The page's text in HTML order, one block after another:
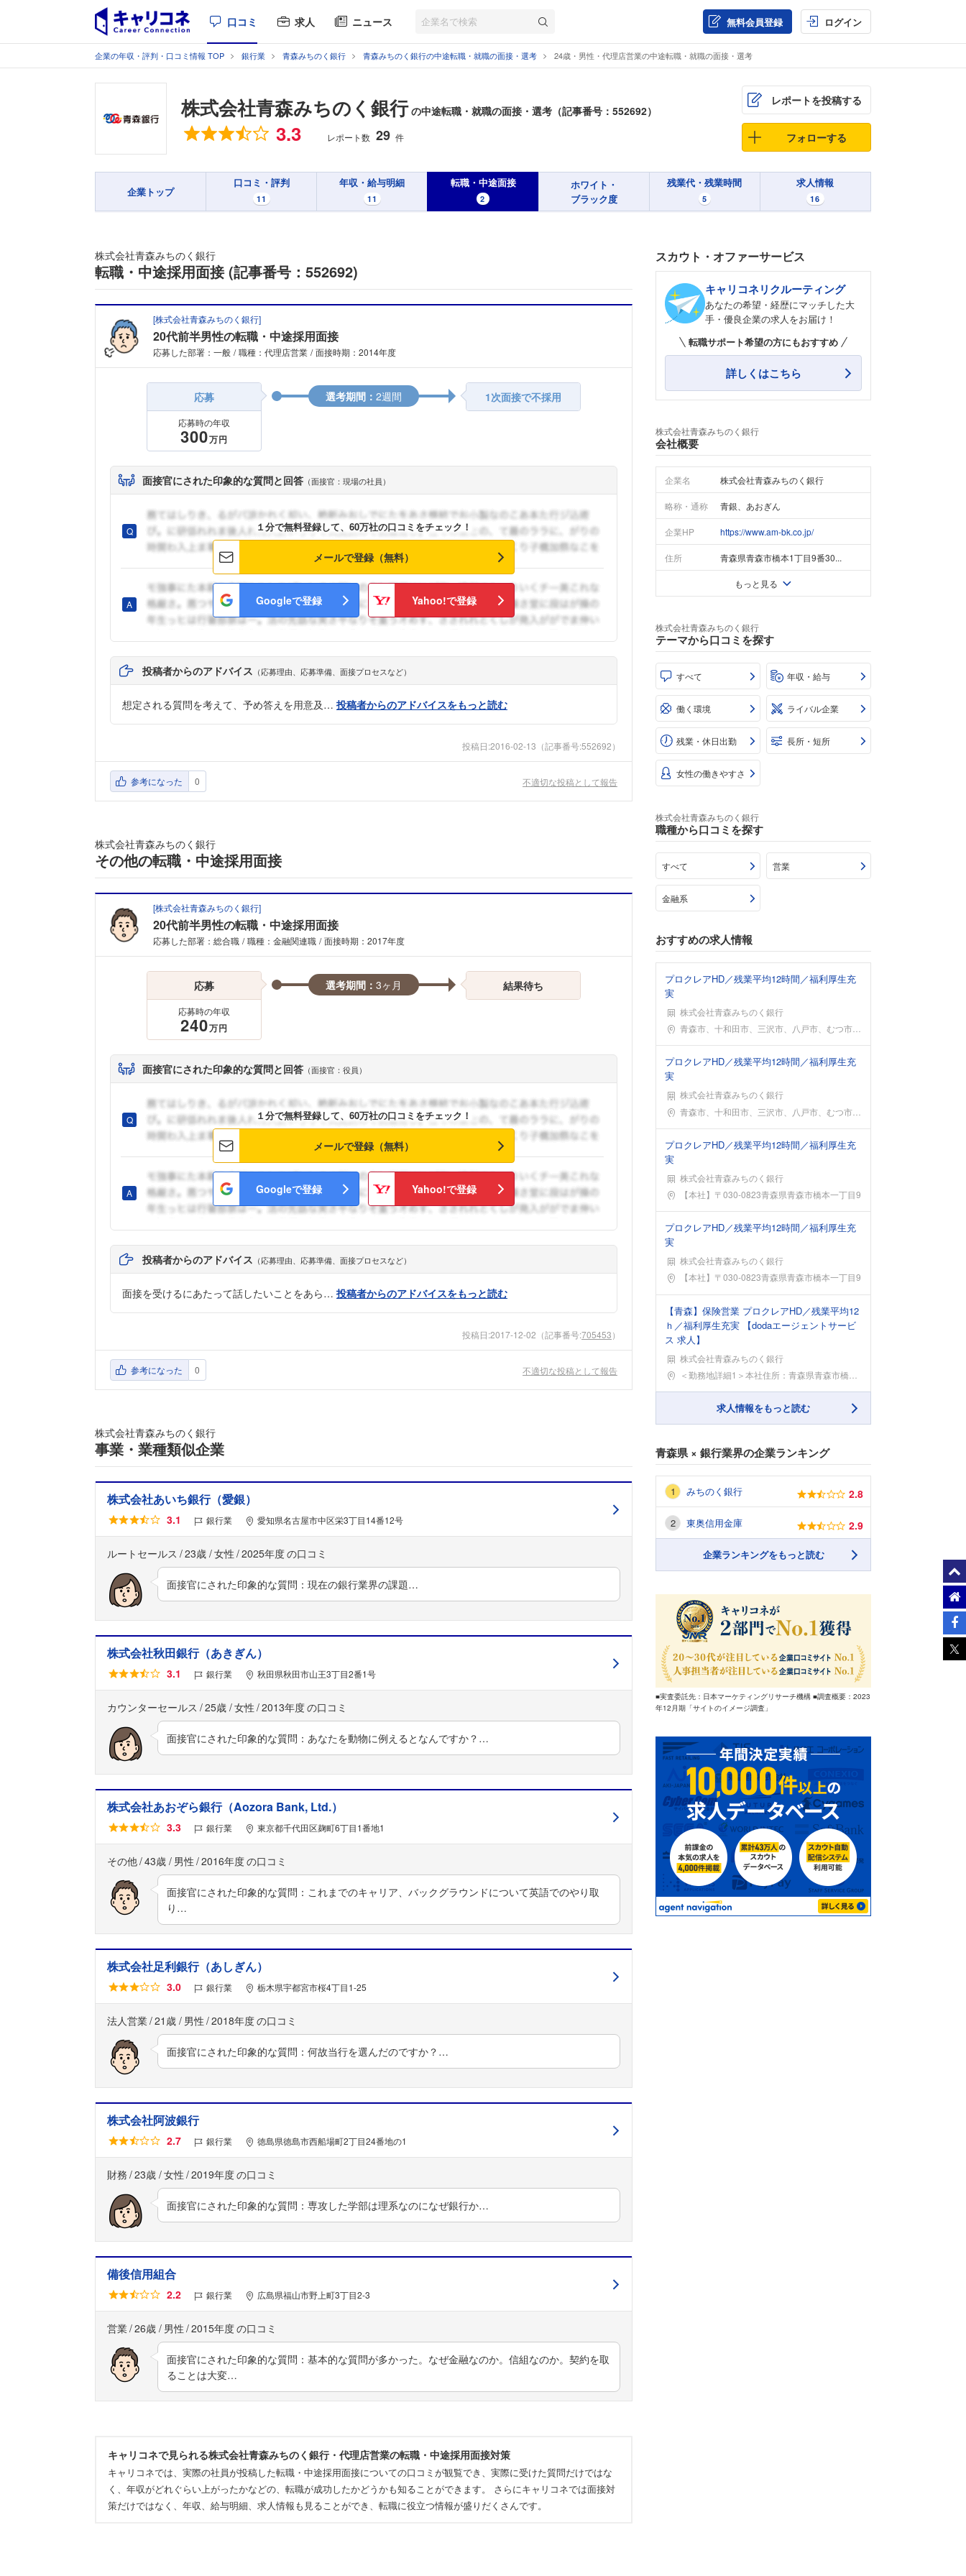
口コミ 求人 ニュース 無料会員登録 ログイン
企業の年収・評判・口コミ情報 TOP 銀行業 青森みちのく銀行 青森みちのく銀行の中途転職・就職の面接・選考 24歳・男性・代理店営業の中途転職・就職の面接・選考
株式会社青森みちのく銀行 の中途転職・就職の面接・選考（記事番号：552692）
総合評価
3.3 レポート数 29 件
レポートを投稿する
フォローする
企業トップ
口コミ・評判
11
年収・給与明細
11
転職・中途面接
2
ホワイト・
ブラック度
残業代・残業時間
5
求人情報
16
こちらの企業もフォローしませんか？
株式会社青森みちのく銀行
転職・中途採用面接 (記事番号：552692)
[株式会社青森みちのく銀行]
20代前半男性の転職・中途採用面接
応募した部署：一般 職種：代理店営業 面接時期：2014年度
選考期間： 2週間
応募
応募時の年収
300万円
1次面接で不採用
面接官にされた印象的な質問と回答 （面接官：現場の社員）
１分で無料登録して、60万社の口コミをチェック！
メールで登録（無料）
Googleで登録 Yahoo!で登録
投稿者からのアドバイス （応募理由、応募準備、面接プロセスなど）
想定される質問を考えて、予め答えを用意及… 投稿者からのアドバイスをもっと読む
投稿日:2016-02-13 （記事番号:552692）
参考になった 0 不適切な投稿として報告
株式会社青森みちのく銀行
その他の転職・中途採用面接
[株式会社青森みちのく銀行]
20代前半男性の転職・中途採用面接
応募した部署：総合職 職種：金融関連職 面接時期：2017年度
選考期間： 3ヶ月
応募
応募時の年収
240万円
結果待ち
面接官にされた印象的な質問と回答 （面接官：役員）
１分で無料登録して、60万社の口コミをチェック！
メールで登録（無料）
Googleで登録 Yahoo!で登録
投稿者からのアドバイス （応募理由、応募準備、面接プロセスなど）
面接を受けるにあたって話したいことをあら… 投稿者からのアドバイスをもっと読む
投稿日:2017-12-02 （記事番号:705453）
参考になった 0 不適切な投稿として報告
株式会社青森みちのく銀行
事業・業種類似企業
株式会社あいち銀行（愛銀）
3.1 銀行業 愛知県名古屋市中区栄3丁目14番12号
ルートセールス 23歳 女性 2025年度
面接官にされた印象的な質問：現在の銀行業界の課題…
株式会社秋田銀行（あきぎん）
3.1 銀行業 秋田県秋田市山王3丁目2番1号
カウンターセールス 25歳 女性 2013年度
面接官にされた印象的な質問：あなたを動物に例えるとなんですか？…
株式会社あおぞら銀行（Aozora Bank, Ltd.）
3.3 銀行業 東京都千代田区麹町6丁目1番地1
その他 43歳 男性 2016年度
面接官にされた印象的な質問：これまでのキャリア、バックグラウンドについて英語でのやり取
り…
株式会社足利銀行（あしぎん）
3.0 銀行業 栃木県宇都宮市桜4丁目1-25
法人営業 21歳 男性 2018年度
面接官にされた印象的な質問：何故当行を選んだのですか？…
株式会社阿波銀行
2.7 銀行業 徳島県徳島市西船場町2丁目24番地の1
財務 23歳 女性 2019年度
面接官にされた印象的な質問：専攻した学部は理系なのになぜ銀行か…
備後信用組合
2.2 銀行業 広島県福山市野上町3丁目2-3
営業 26歳 男性 2015年度
面接官にされた印象的な質問：基本的な質問が多かった。なぜ金融なのか。信組なのか。契約を取
ることは大変…
キャリコネで見られる株式会社青森みちのく銀行・代理店営業の転職・中途採用面接対策
キャリコネでは、実際の社員が投稿した転職・中途採用面接についての口コミが観覧でき、実際に受けた質問だけではな
く、年収がどれぐらい上がったかなどの、転職が成功したかどうかも知ることができます。 さらにキャリコネでは面接対
策だけではなく、年収、給与明細、求人情報も見ることができ、転職に役立つ情報が盛りだくさんです。
スカウト・オファーサービス
キャリコネリクルーティング
あなたの希望・経歴にマッチした大
手・優良企業の求人をお届け！
転職サポート希望の方にもおすすめ
詳しくはこちら
株式会社青森みちのく銀行
会社概要
企業名 株式会社青森みちのく銀行
略称・通称 青銀、あおぎん
企業HP https://www.am-bk.co.jp/
住所 青森県青森市橋本1丁目9番30...
もっと見る
株式会社青森みちのく銀行
テーマから口コミを探す
すべて 年収・給与
働く環境 ライバル企業
残業・休日出勤 長所・短所
女性の働きやすさ
株式会社青森みちのく銀行
職種から口コミを探す
すべて 営業
金融系
おすすめの求人情報
プロクレアHD／残業平均12時間／福利厚生充
実
株式会社青森みちのく銀行
勤務地青森市、十和田市、三沢市、八戸市、むつ市、五所川原
プロクレアHD／残業平均12時間／福利厚生充
実
株式会社青森みちのく銀行
勤務地青森市、十和田市、三沢市、八戸市、むつ市、五所川原
プロクレアHD／残業平均12時間／福利厚生充
実
株式会社青森みちのく銀行
勤務地【本社】〒030-0823青森県青森市橋本一丁目9
プロクレアHD／残業平均12時間／福利厚生充
実
株式会社青森みちのく銀行
勤務地【本社】〒030-0823青森県青森市橋本一丁目9
【青森】保険営業 プロクレアHD／残業平均12
ｈ／福利厚生充実 【dodaエージェントサービ
ス 求人】
株式会社青森みちのく銀行
勤務地＜勤務地詳細1＞本社住所：青森県青森市橋本1-9-
求人情報をもっと読む
青森県× 銀行業界の企業ランキング
みちのく銀行 2.8
東奥信用金庫 2.9
企業ランキングをもっと読む
■実査委託先：日本マーケティングリサーチ機構 ■調査概要：2023
年12月期「サイトのイメージ調査」